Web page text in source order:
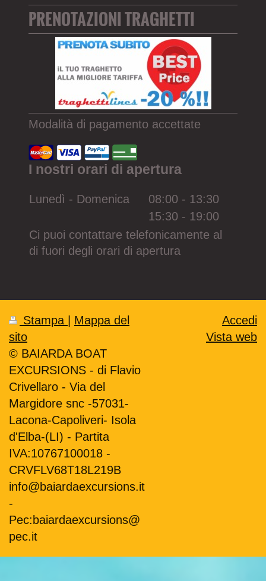
PRENOTAZIONI TRAGHETTI
Modalità di pagamento accettate
I nostri orari di apertura
Lunedì - Domenica 08:00 - 13:30
15:30 - 19:00
Ci puoi contattare telefonicamente al
di fuori degli orari di apertura
Stampa
Mappa del
sito
© BAIARDA BOAT
EXCURSIONS - di Flavio
Crivellaro - Via del
Margidore snc -57031-
Lacona-Capoliveri- Isola
d'Elba-(LI) - Partita
IVA:10767100018 -
CRVFLV68T18L219B
info@baiardaexcursions.it
-
Pec:baiardaexcursions@
pec.it
Accedi
Vista web